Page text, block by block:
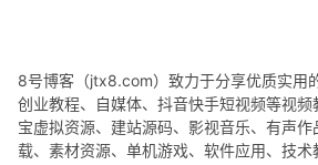
8号博客（jtx8.com）致力于分享优质实用
创业教程、自媒体、抖音快手短视频等视
宝虚拟资源、建站源码、影视音乐、有声
载、素材资源、单机游戏、软件应用、技术